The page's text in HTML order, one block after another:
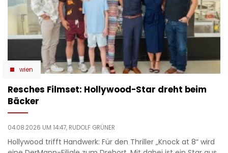
wien
Resches Filmset: Hollywood-Star dreht beim
Bäcker
04.08.2026 UM 14:47, RUDOLF GRÜNER
Hollywood trifft Handwerk: Für den Thriller „Knock at 8“ wird